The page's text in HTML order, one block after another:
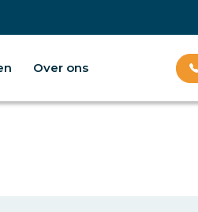
Over ons